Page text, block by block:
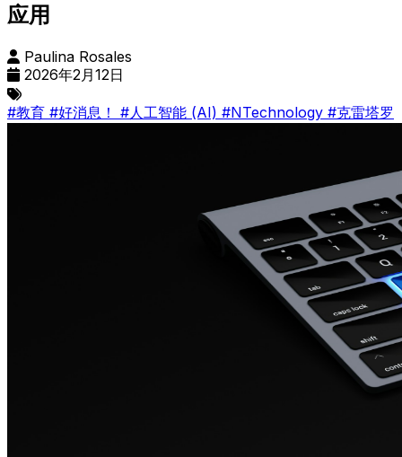
应用
Paulina Rosales
2026年2月12日
#教育 #好消息！ #人工智能 (AI) #NTechnology #克雷塔罗